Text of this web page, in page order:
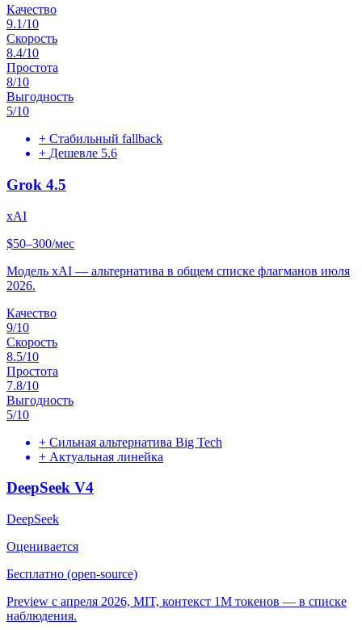
Качество
9.1/10
Скорость
8.4/10
Простота
8/10
Выгодность
5/10
+ Стабильный fallback
+ Дешевле 5.6
Grok 4.5
xAI
$50–300/мес
Модель xAI — альтернатива в общем списке флагманов июля
2026.
Качество
9/10
Скорость
8.5/10
Простота
7.8/10
Выгодность
5/10
+ Сильная альтернатива Big Tech
+ Актуальная линейка
DeepSeek V4
DeepSeek
Оценивается
Бесплатно (open-source)
Preview с апреля 2026, MIT, контекст 1M токенов — в списке
наблюдения.